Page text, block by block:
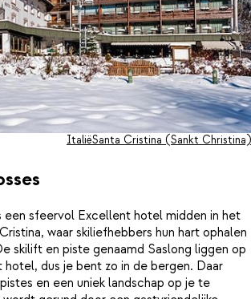
ItaliëSanta Cristina (Sankt Christina)
een sfeervol Excellent hotel midden in het
waar skiliefhebbers hun hart ophalen
skilift en piste genaamd Saslong liggen op
dus je bent zo in de bergen. Daar
en een uniek landschap op je te